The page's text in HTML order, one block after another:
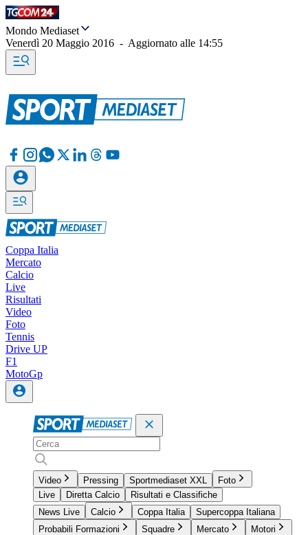
Mondo Mediaset
Venerdì 20 Maggio 2016 - Aggiornato alle 14:55
Coppa Italia
Mercato
Calcio
Live
Risultati
Video
Foto
Tennis
Drive UP
F1
MotoGp
Video Pressing Sportmediaset XXL
Foto
Live
Diretta Calcio
Risultati e Classifiche
News Live
Calcio Coppa Italia
Supercoppa Italiana
Probabili Formazioni
Squadre Mercato
Motori